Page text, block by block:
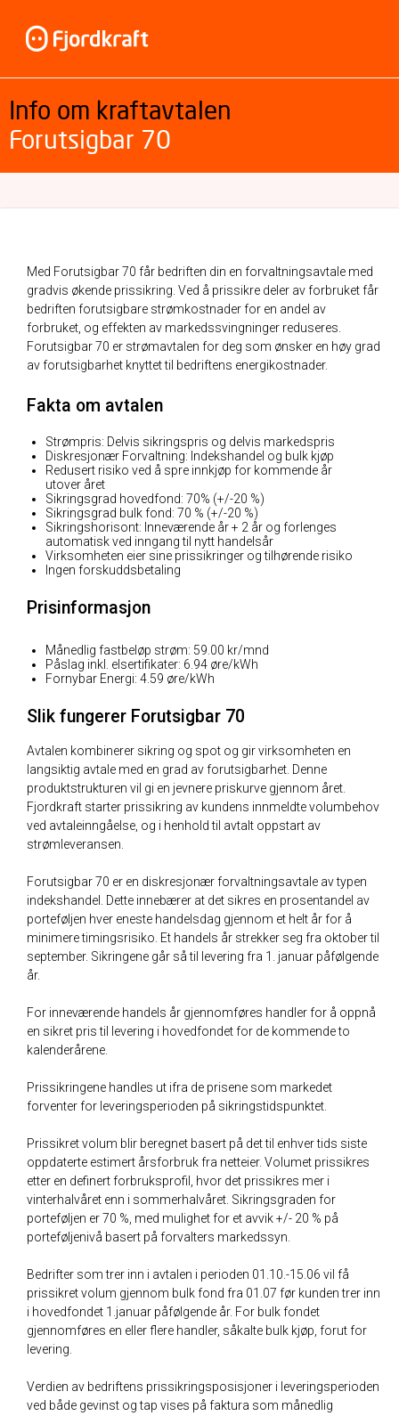
Info om kraftavtalen
Forutsigbar 70
Med Forutsigbar 70 får bedriften din en forvaltningsavtale med
gradvis økende prissikring. Ved å prissikre deler av forbruket får
bedriften forutsigbare strømkostnader for en andel av
forbruket, og effekten av markedssvingninger reduseres.
Forutsigbar 70 er strømavtalen for deg som ønsker en høy grad
av forutsigbarhet knyttet til bedriftens energikostnader.
Fakta om avtalen
Strømpris: Delvis sikringspris og delvis markedspris
Diskresjonær Forvaltning: Indekshandel og bulk kjøp
Redusert risiko ved å spre innkjøp for kommende år
utover året
Sikringsgrad hovedfond: 70% (+/-20 %)
Sikringsgrad bulk fond: 70 % (+/-20 %)
Sikringshorisont: Inneværende år + 2 år og forlenges
automatisk ved inngang til nytt handelsår
Virksomheten eier sine prissikringer og tilhørende risiko
Ingen forskuddsbetaling
Prisinformasjon
Månedlig fastbeløp strøm: 59.00 kr/mnd
Påslag inkl. elsertifikater: 6.94 øre/kWh
Fornybar Energi: 4.59 øre/kWh
Slik fungerer Forutsigbar 70
Avtalen kombinerer sikring og spot og gir virksomheten en
langsiktig avtale med en grad av forutsigbarhet. Denne
produktstrukturen vil gi en jevnere priskurve gjennom året.
Fjordkraft starter prissikring av kundens innmeldte volumbehov
ved avtaleinngåelse, og i henhold til avtalt oppstart av
strømleveransen.
Forutsigbar 70 er en diskresjonær forvaltningsavtale av typen
indekshandel. Dette innebærer at det sikres en prosentandel av
porteføljen hver eneste handelsdag gjennom et helt år for å
minimere timingsrisiko. Et handels år strekker seg fra oktober til
september. Sikringene går så til levering fra 1. januar påfølgende
år.
For inneværende handels år gjennomføres handler for å oppnå
en sikret pris til levering i hovedfondet for de kommende to
kalenderårene.
Prissikringene handles ut ifra de prisene som markedet
forventer for leveringsperioden på sikringstidspunktet.
Prissikret volum blir beregnet basert på det til enhver tids siste
oppdaterte estimert årsforbruk fra netteier. Volumet prissikres
etter en definert forbruksprofil, hvor det prissikres mer i
vinterhalvåret enn i sommerhalvåret. Sikringsgraden for
porteføljen er 70 %, med mulighet for et avvik +/- 20 % på
porteføljenivå basert på forvalters markedssyn.
Bedrifter som trer inn i avtalen i perioden 01.10.-15.06 vil få
prissikret volum gjennom bulk fond fra 01.07 før kunden trer inn
i hovedfondet 1.januar påfølgende år. For bulk fondet
gjennomføres en eller flere handler, såkalte bulk kjøp, forut for
levering.
Verdien av bedriftens prissikringsposisjoner i leveringsperioden
ved både gevinst og tap vises på faktura som månedlig